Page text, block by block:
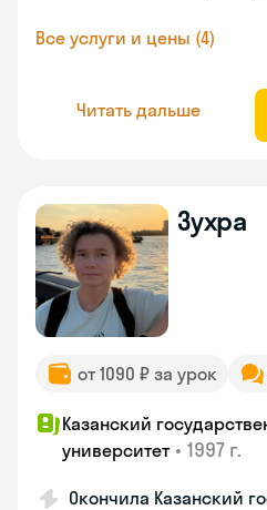
Все услуги и цены (4)
Читать дальше
Зухра
от 1090 ₽ за урок
Казанский
университет • 1997 г.
Окончила Казанский